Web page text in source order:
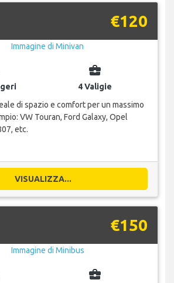
€120
business_center
4 Valigie
di spazio e comfort per un massimo
VW Touran, Ford Galaxy, Opel
etc.
VISUALIZZA...
€150
business_center